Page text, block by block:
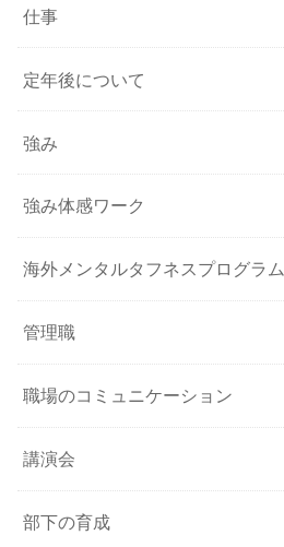
仕事
定年後について
強み
強み体感ワーク
海外メンタルタフネスプログラム
管理職
職場のコミュニケーション
講演会
部下の育成